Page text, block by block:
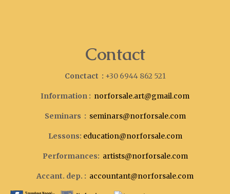
Contact
Conctact : +30 6944 862 521
Information : norforsale.art@gmail.com
Seminars : seminars@norforsale.com
Lessons: education@norforsale.com
Performances: artists@norforsale.com
Accant. dep. : accountant@norforsale.com